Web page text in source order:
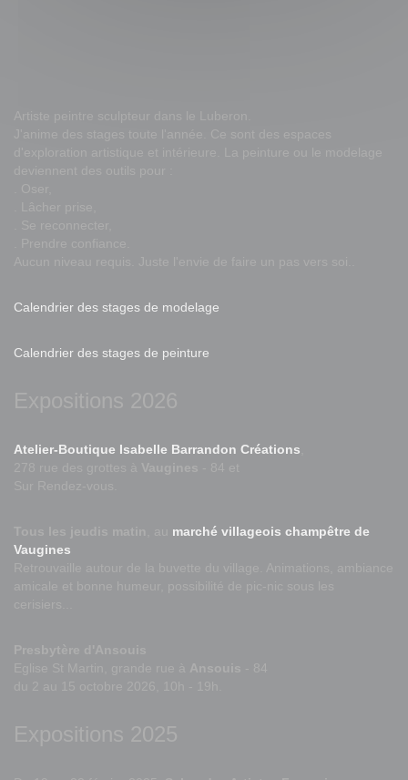
Calendrier des stages de modelage
Calendrier des stages de peinture
Atelier-Boutique Isabelle Barrandon Créations
marché villageois champêtre de
Vaugines